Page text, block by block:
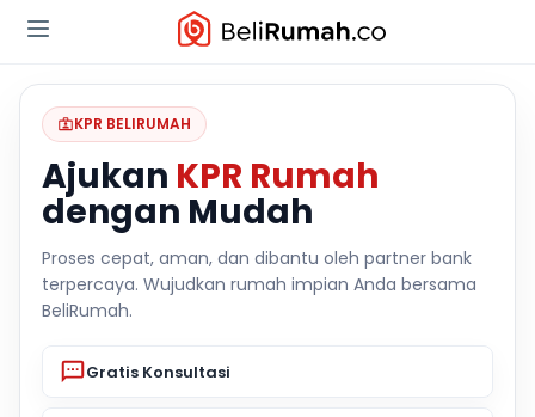
KPR BELIRUMAH
Ajukan KPR Rumah
dengan Mudah
Proses cepat, aman, dan dibantu oleh partner bank
terpercaya. Wujudkan rumah impian Anda bersama
BeliRumah.
Gratis Konsultasi